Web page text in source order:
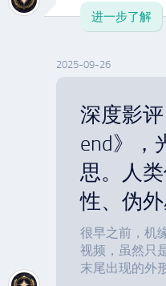
进一步了解
2025-09-26
深度影
end》，
思。人
性、伪外
很早之前，机
视频，虽然只
末尾出现的外